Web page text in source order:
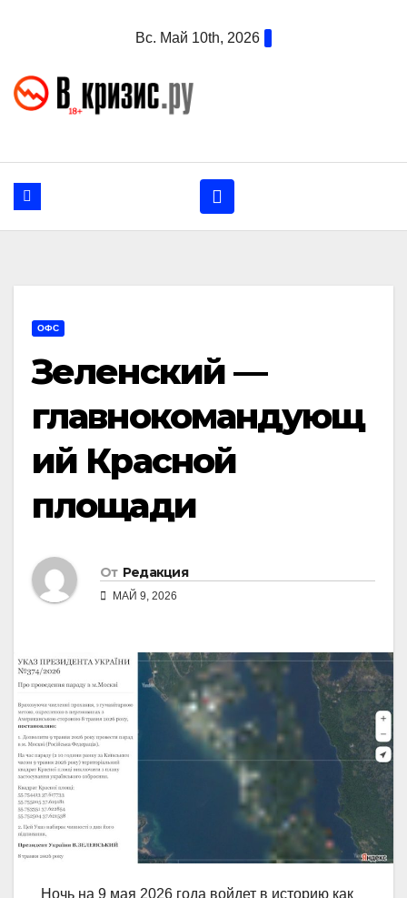
Вс. Май 10th, 2026
ОФС
Зеленский —
главнокомандующ
ий Красной
площади
От Редакция
МАЙ 9, 2026
Ночь на 9 мая 2026 года войдет в историю как